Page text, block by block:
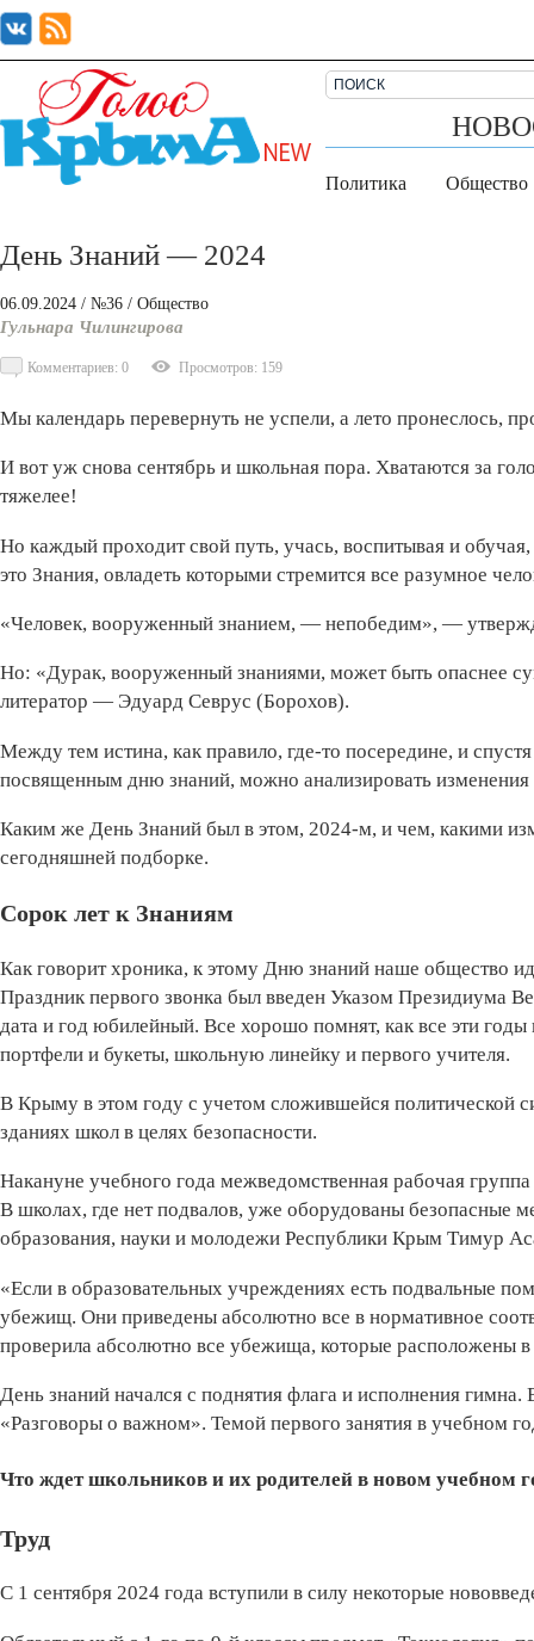
Политика Общество
День Знаний — 2024
06.09.2024 / №36 / Общество
Гульнара Чилингирова
Комментариев: 0 Просмотров: 159
Мы календарь перевернуть не успели, а лето пронеслось,
И вот уж снова сентябрь и школьная пора. Хватаются за
тяжелее!
Но каждый проходит свой путь, учась, воспитывая и
это Знания, овладеть которыми стремится все разумное
«Человек, вооруженный знанием, — непобедим», —
Но: «Дурак, вооруженный знаниями, может быть опаснее
литератор — Эдуард Севрус (Борохов).
Между тем истина, как правило, где-то посередине, и
посвященным дню знаний, можно анализировать
Каким же День Знаний был в этом, 2024-м, и чем, какими
сегодняшней подборке.
Сорок лет к Знаниям
Как говорит хроника, к этому Дню знаний наше общество
Праздник первого звонка был введен Указом Президиума
дата и год юбилейный. Все хорошо помнят, как все эти годы
портфели и букеты, школьную линейку и первого учителя.
В Крыму в этом году с учетом сложившейся политической
зданиях школ в целях безопасности.
Накануне учебного года межведомственная рабочая
В школах, где нет подвалов, уже оборудованы безопасные
образования, науки и молодежи Респуб­лики Крым Тимур
«Если в образовательных учреждениях есть подвальные
убежищ. Они приведены абсолютно все в нормативное
проверила абсолютно все убежища, которые расположены
День знаний начался с поднятия флага и исполнения
«Разговоры о важном». Темой первого занятия в учебном
Что ждет школьников и их родителей в новом учебном
Труд
С 1 сентября 2024 года вступили в силу некоторые